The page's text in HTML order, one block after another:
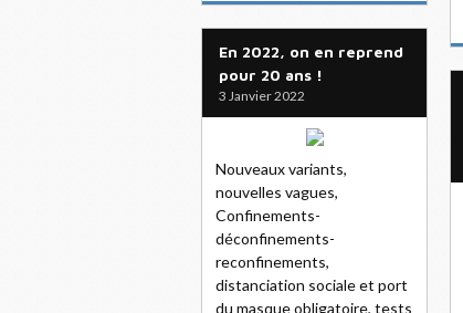
En 2022, on en reprend
pour 20 ans !
3 Janvier 2022
Nouveaux variants,
nouvelles vagues,
Confinements-
déconfinements-
reconfinements,
distanciation sociale et port
du masque obligatoire, tests